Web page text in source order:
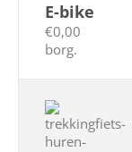
E-bike
€0,00
borg.